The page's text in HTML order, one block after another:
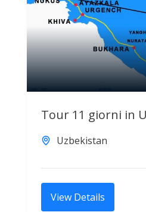
Tour 11 giorni in
Uzbekistan
View Details